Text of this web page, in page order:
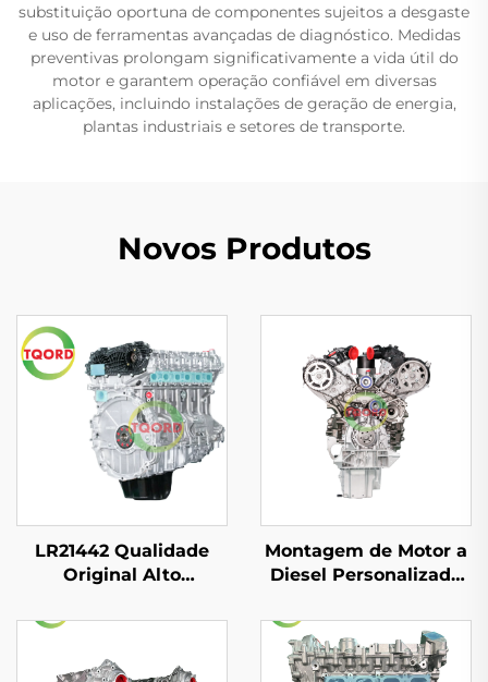
substituição oportuna de componentes sujeitos a desgaste
e uso de ferramentas avançadas de diagnóstico. Medidas
preventivas prolongam significativamente a vida útil do
motor e garantem operação confiável em diversas
aplicações, incluindo instalações de geração de energia,
plantas industriais e setores de transporte.
Novos Produtos
LR21442 Qualidade
Original Alto
Cilindros Conjunto de
Rover IV (L405) Preço
Montagem de Motor a
Diesel Personalizada
306DT 3.0L para Land
Rover Discovery 2005-
2009 Modelo Antigo